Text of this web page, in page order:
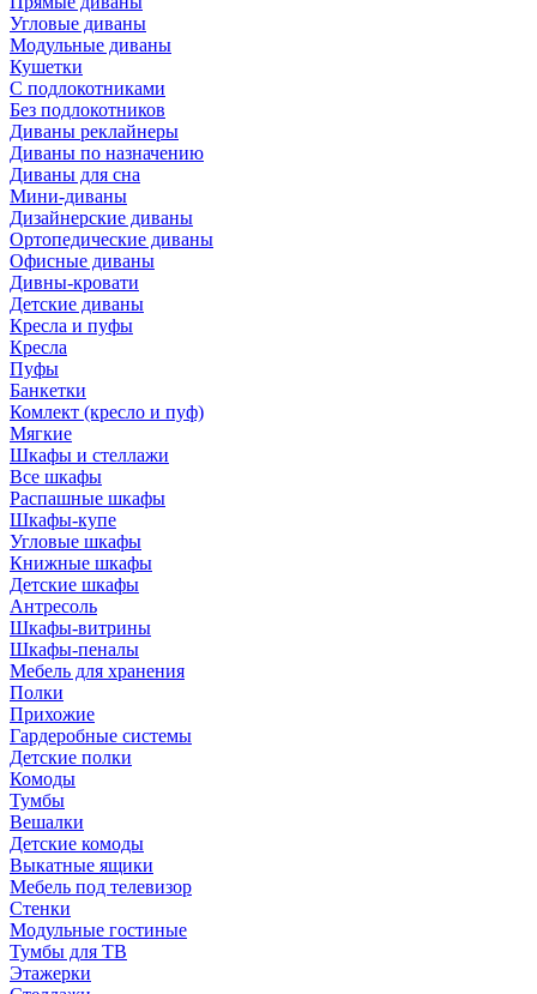
Угловые диваны
Модульные диваны
Кушетки
С подлокотниками
Без подлокотников
Диваны реклайнеры
Диваны по назначению
Диваны для сна
Мини-диваны
Дизайнерские диваны
Ортопедические диваны
Офисные диваны
Дивны-кровати
Детские диваны
Кресла и пуфы
Кресла
Пуфы
Банкетки
Комлект (кресло и пуф)
Мягкие
Шкафы и стеллажи
Все шкафы
Распашные шкафы
Шкафы-купе
Угловые шкафы
Книжные шкафы
Детские шкафы
Антресоль
Шкафы-витрины
Шкафы-пеналы
Мебель для хранения
Полки
Прихожие
Гардеробные системы
Детские полки
Комоды
Тумбы
Вешалки
Детские комоды
Выкатные ящики
Мебель под телевизор
Стенки
Модульные гостиные
Тумбы для ТВ
Этажерки